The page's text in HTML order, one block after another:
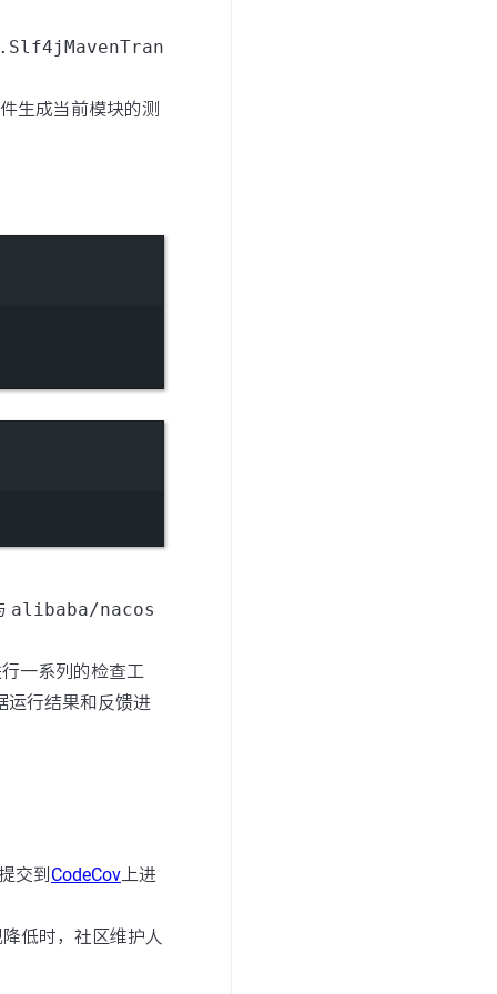
生成当前模块的测
alibaba/nacos
一系列的检查工
运行结果和反馈进
交到 CodeCov上进
低时，社区维护人